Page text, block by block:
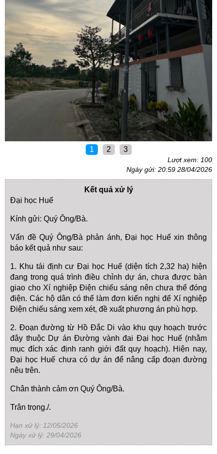
1 2 3
Lượt xem: 100
Ngày gửi: 20:59 28/04/2026
Kết quả xử lý
Đại học Huế
Kính gửi: Quý Ông/Bà.
Vấn đề Quý Ông/Bà phản ánh, Đại học Huế xin thông
báo kết quả như sau:
1. Khu tái định cư Đại học Huế (diện tích 2,32 ha) hiện
đang trong quá trình điều chỉnh dự án, chưa được bàn
giao cho Xí nghiệp Điện chiếu sáng nên chưa thể đóng
điện. Các hộ dân có thể làm đơn kiến nghị để Xí nghiệp
Điện chiếu sáng xem xét, đề xuất phương án phù hợp.
2. Đoạn đường từ Hồ Đắc Di vào khu quy hoạch trước
đây thuộc Dự án Đường vành đai Đại học Huế (nhằm
mục đích xác định ranh giới đất quy hoạch). Hiện nay,
Đại học Huế chưa có dự án để nâng cấp đoạn đường
nêu trên.
Chân thành cảm ơn Quý Ông/Bà.
Trân trọng./.
Hạn xử lý: 12/05/2026
Ngày xử lý: 29/04/2026